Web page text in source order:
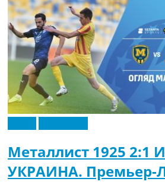
Металлист 1925 2:1
УКРАИНА. Премьер-